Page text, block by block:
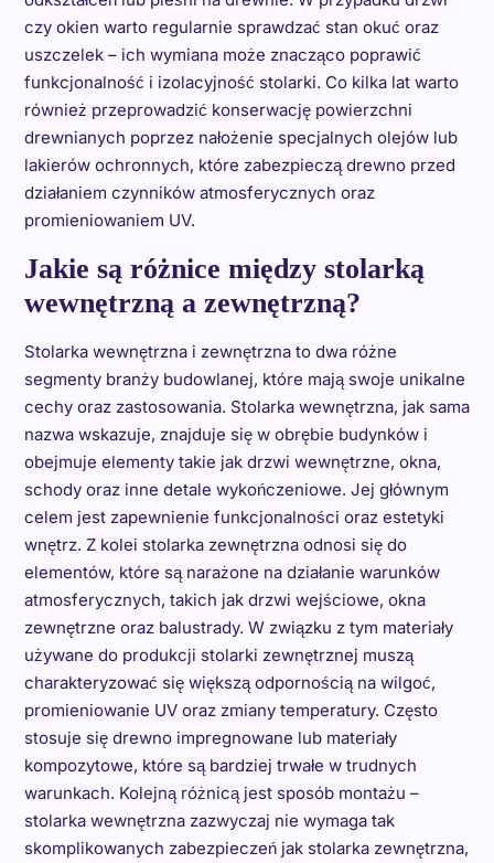
czy okien warto regularnie sprawdzać stan okuć oraz
uszczelek – ich wymiana może znacząco poprawić
funkcjonalność i izolacyjność stolarki. Co kilka lat warto
również przeprowadzić konserwację powierzchni
drewnianych poprzez nałożenie specjalnych olejów lub
lakierów ochronnych, które zabezpieczą drewno przed
działaniem czynników atmosferycznych oraz
promieniowaniem UV.
Jakie są różnice między stolarką
wewnętrzną a zewnętrzną?
Stolarka wewnętrzna i zewnętrzna to dwa różne
segmenty branży budowlanej, które mają swoje unikalne
cechy oraz zastosowania. Stolarka wewnętrzna, jak sama
nazwa wskazuje, znajduje się w obrębie budynków i
obejmuje elementy takie jak drzwi wewnętrzne, okna,
schody oraz inne detale wykończeniowe. Jej głównym
celem jest zapewnienie funkcjonalności oraz estetyki
wnętrz. Z kolei stolarka zewnętrzna odnosi się do
elementów, które są narażone na działanie warunków
atmosferycznych, takich jak drzwi wejściowe, okna
zewnętrzne oraz balustrady. W związku z tym materiały
używane do produkcji stolarki zewnętrznej muszą
charakteryzować się większą odpornością na wilgoć,
promieniowanie UV oraz zmiany temperatury. Często
stosuje się drewno impregnowane lub materiały
kompozytowe, które są bardziej trwałe w trudnych
warunkach. Kolejną różnicą jest sposób montażu –
stolarka wewnętrzna zazwyczaj nie wymaga tak
skomplikowanych zabezpieczeń jak stolarka zewnętrzna,